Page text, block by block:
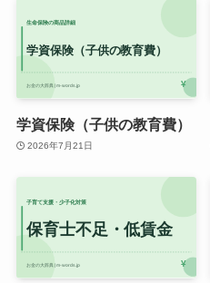
学資保険（子供の教育費）
2026年7月21日